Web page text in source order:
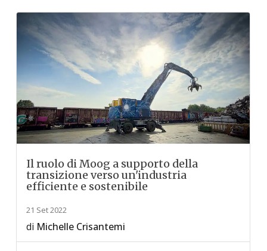
Il ruolo di Moog a supporto della
transizione verso un'industria
efficiente e sostenibile
21 Set 2022
di Michelle Crisantemi